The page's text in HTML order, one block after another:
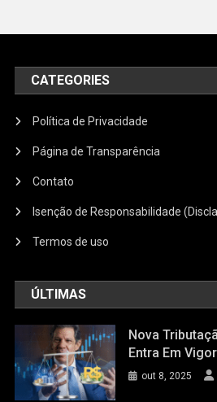
CATEGORIES
Política de Privacidade
Página de Transparência
Contato
Isenção de Responsabilidade
Termos de uso
ÚLTIMAS
Nova
Entra Em
out 8, 2025